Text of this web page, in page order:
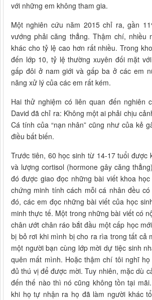
với những em không tham gia.
Một nghiên cứu năm 2015 chỉ ra, gần
vướng phải căng thẳng. Thậm chí, nhiều
khác cho tỷ lệ cao hơn rất nhiều. Trong
đến lớp 10, tỷ lệ thường xuyên đối mặt
gấp đôi ở nam giới và gấp ba ở các em
năng xử lý của các em rất kém.
Hai thử nghiệm có liên quan đến nghiên
David đã chỉ ra: Không một ai phải chịu
Cá tính của “nạn nhân” cũng như của kẻ
điều bất biến.
Trước tiên, 60 học sinh từ 14-17 tuổi được
và lượng cortisol (hormone gây căng
đó được giao đọc những bài viết khoa
chứng minh tính cách mỗi cá nhân đều
đó, các em đọc những bài viết của học
minh thực tế. Một trong những bài viết có
chân ướt chân ráo bắt đầu một cấp học
bị bỏ rơi khi mình bị cho ra rìa trong tất cả
một người bạn cùng lớp mời dự tiệc sinh
quên mất mình. Hoặc thậm chí tôi nghĩ
đủ thú vị để được mời. Tuy nhiên, mặc dù
đến thế nào thì nó cũng không tồn tại
khi họ tự nhận ra họ đã làm người khác